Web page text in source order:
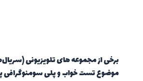
برخی از مجموعه های تلویزیونی
موضوع تست خواب و پلی سومنوگرافی